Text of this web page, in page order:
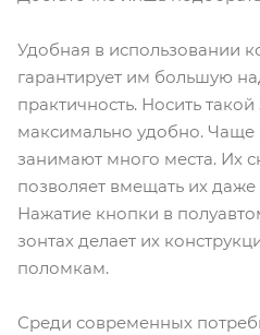
Удобная в использовании
гарантирует им большую
практичность. Носить
максимально удобно. Чаще
занимают много места. Их
позволяет вмещать их
Нажатие кнопки в
зонтах делает их
поломкам.
Среди современных